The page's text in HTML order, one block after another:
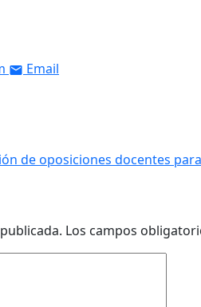
Email
de oposiciones docentes
Los campos